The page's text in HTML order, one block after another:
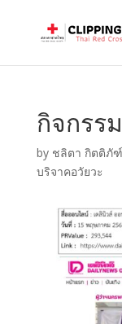
กิจกรร
by ชลิตา กิตติภัฑ์
บริจาคอวัยวะ